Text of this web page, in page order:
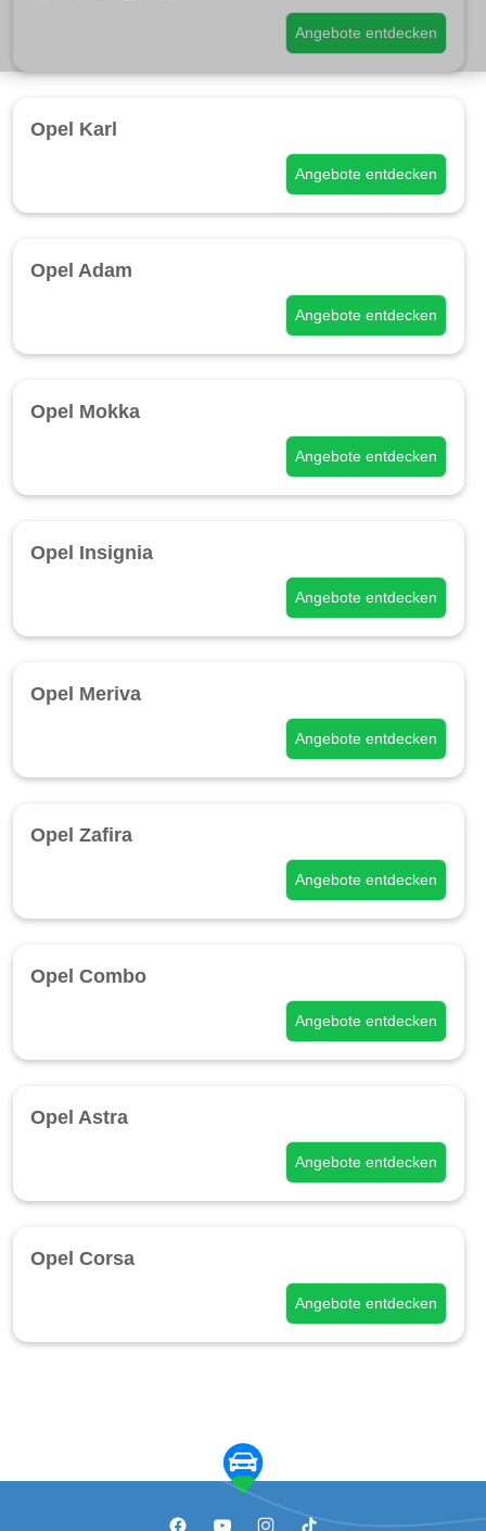
Angebote entdecken
Opel Karl
Angebote entdecken
Opel Adam
Angebote entdecken
Opel Mokka
Angebote entdecken
Opel Insignia
Angebote entdecken
Opel Meriva
Angebote entdecken
Opel Zafira
Angebote entdecken
Opel Combo
Angebote entdecken
Opel Astra
Angebote entdecken
Opel Corsa
Angebote entdecken